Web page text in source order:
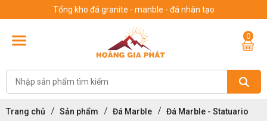
Tổng kho đá granite - manble - đá nhân tạo
0
Trang chủ Sản phẩm Đá Marble Đá Marble - Statuario